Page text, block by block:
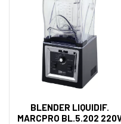
BLENDER LIQUIDIF.
MARCPRO BL.5.202